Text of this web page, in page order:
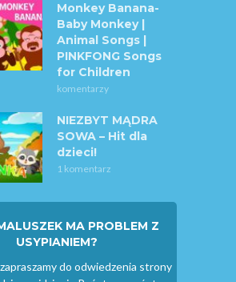
Monkey Banana-
Baby Monkey |
Animal Songs |
PINKFONG Songs
for Children
komentarzy
NIEZBYT MĄDRA
SOWA – Hit dla
dzieci!
1 komentarz
MA PROBLEM Z
USYPIANIEM?
do odwiedzenia strony